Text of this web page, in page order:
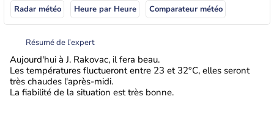
Radar météo Heure par Heure Comparateur météo
Résumé de l’expert
Aujourd'hui à J. Rakovac, il fera beau.
Les températures fluctueront entre 23 et 32°C, elles seront
très chaudes l'après-midi.
La fiabilité de la situation est très bonne.